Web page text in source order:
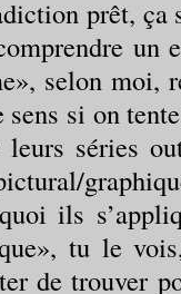
prêt,
un
selon moi,
si on
séries
ils
tu le
de trouver